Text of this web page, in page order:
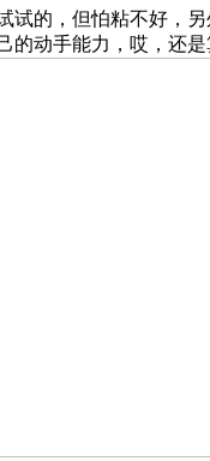
试的，但怕粘不好，
的动手能力，哎，还是